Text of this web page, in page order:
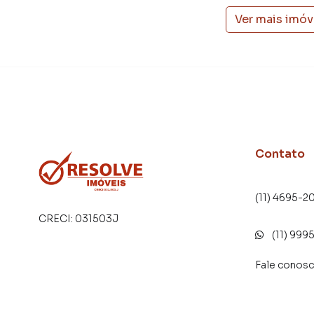
Ver mais
CRECI: 031503J
Contato
(11) 4695-
(11)
Fale